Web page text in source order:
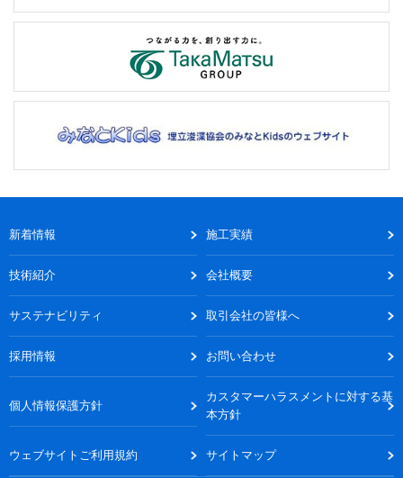
新着情報 施工実績
技術紹介 会社概要
サステナビリティ 取引会社の皆様へ
採用情報 お問い合わせ
個人情報保護方針
カスタマーハラスメントに対する基
本方針
ウェブサイトご利用規約 サイトマップ